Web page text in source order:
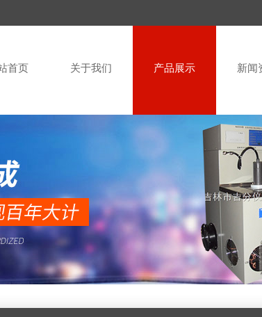
首页 关于我们 产品展示 新闻